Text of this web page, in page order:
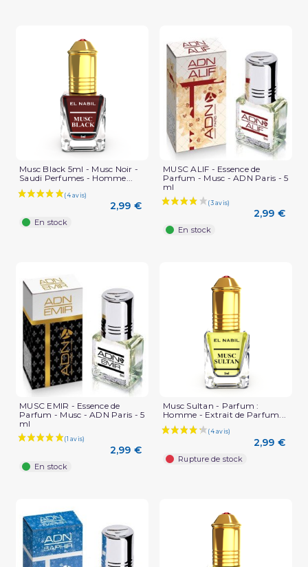
(1 avis)
Musc Black 5ml - Musc Noir -
Saudi Perfumes - Homme...
2,99 €
En stock
MUSC ALIF - Essence de
Parfum - Musc - ADN Paris - 5
ml
2,99 €
En stock
MUSC EMIR - Essence de
Parfum - Musc - ADN Paris - 5
ml
2,99 €
En stock
Musc Sultan - Parfum :
Homme - Extrait de Parfum...
2,99 €
Rupture de stock